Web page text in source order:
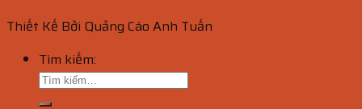
Thiết Kế Bởi Quảng Cáo Anh Tuấn
Tìm kiếm: